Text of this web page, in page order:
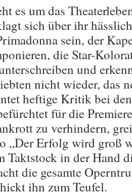
es um das
sich über ihr
sein, der
die Star-
und
nicht wieder, das
heftige Kritik bei
für die
zu verhindern,
„Der Erfolg wird groß
Taktstock in der Hand
die gesamte
ihn zum Teufel.